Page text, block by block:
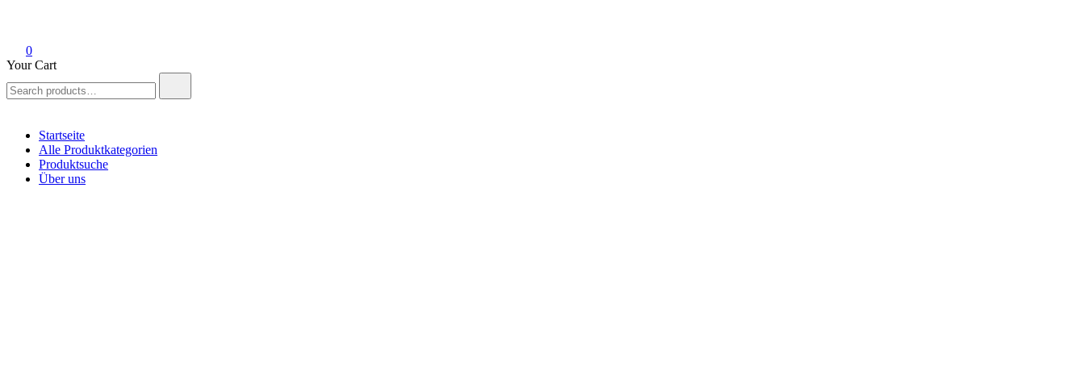
0
Your Cart
for:
Startseite
Alle Produktkategorien
Produktsuche
Über uns